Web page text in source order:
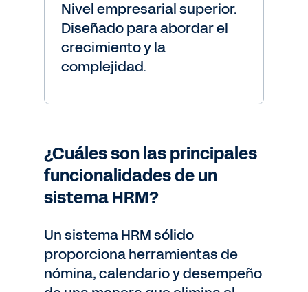
Nivel empresarial superior.
Diseñado para abordar el
crecimiento y la
complejidad.
¿Cuáles son las principales
funcionalidades de un
sistema HRM?
Un sistema HRM sólido
proporciona herramientas de
nómina, calendario y desempeño